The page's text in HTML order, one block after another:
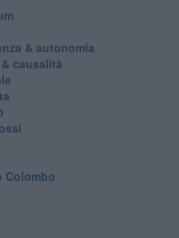
& autonomia
& causalità
Colombo